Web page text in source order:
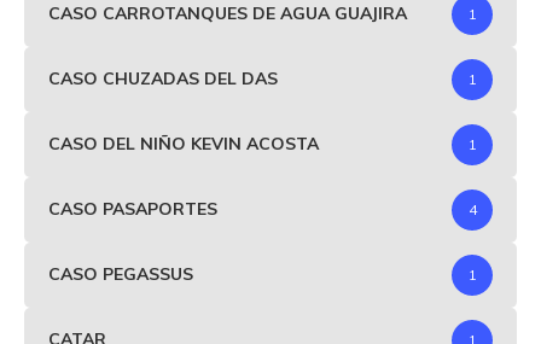
CASO CARROTANQUES DE AGUA GUAJIRA 1
CASO CHUZADAS DEL DAS 1
CASO DEL NIÑO KEVIN ACOSTA 1
CASO PASAPORTES 4
CASO PEGASSUS 1
CATAR 1